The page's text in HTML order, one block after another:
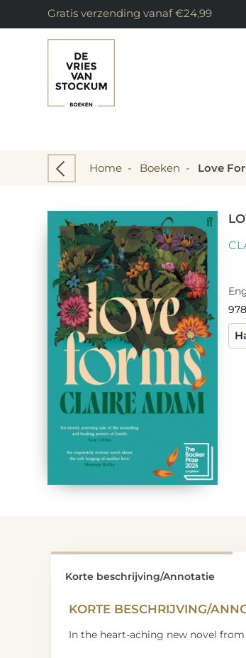
Gratis verzending vanaf €24,99
Home - Boeken - Love
Korte beschrijving/Annotatie
KORTE BESCHRIJVING/
In the heart-aching new novel